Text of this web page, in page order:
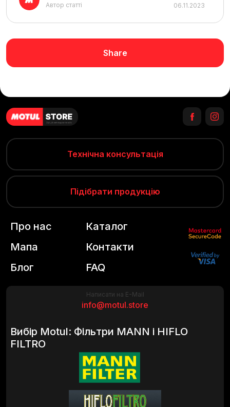
Share
Автор статті
06.11.2023
Технічна консультація
Підібрати продукцію
Написати на E-Mail
info@motul.store
Вибір Motul: Фільтри MANN і HIFLO
FILTRO
Про нас
Мапа
Блог
Каталог
Контакти
FAQ